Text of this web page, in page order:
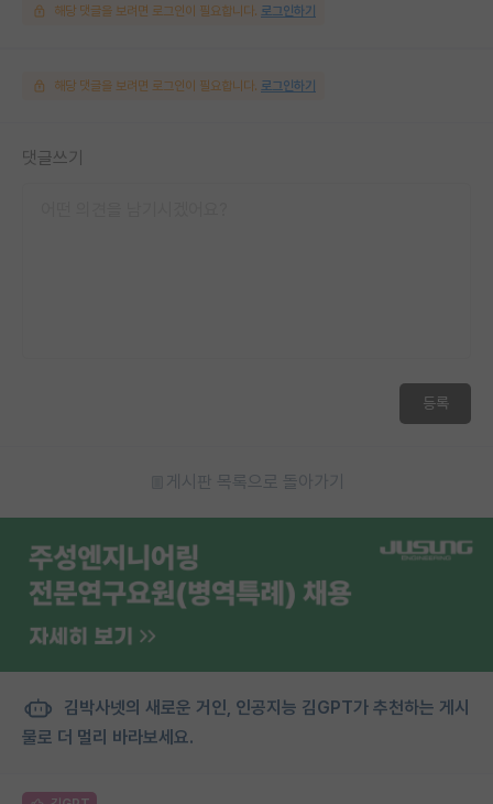
해당 댓글을 보려면 로그인이 필요합니다. 로그인하기
해당 댓글을 보려면 로그인이 필요합니다. 로그인하기
댓글쓰기
등록
게시판 목록으로 돌아가기
김박사넷의 새로운 거인, 인공지능 김GPT가 추천하는 게시
물로 더 멀리 바라보세요.